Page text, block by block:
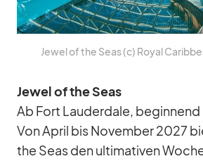
Je­wel of the Seas (c) Royal
Je­wel of the Seas
Ab Fort Lau­derd­ale, be­gin­nend
Von April bis No­vem­ber 2027
the Seas den ul­ti­ma­ti­ven